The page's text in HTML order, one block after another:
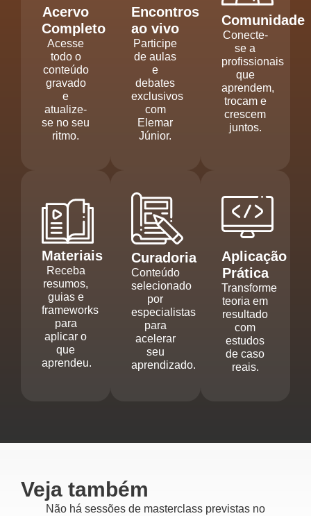
Acervo
Completo
Acesse
todo o
conteúdo
gravado
e
atualize-
se no seu
ritmo.
Encontros
ao vivo
Participe
de aulas
e
debates
exclusivos
com
Elemar
Júnior.
Comunidade
Conecte-
se a
profissionais
que
aprendem,
trocam e
crescem
juntos.
Materiais
Receba
resumos,
guias e
frameworks
para
aplicar o
que
aprendeu.
Curadoria
Conteúdo
selecionado
por
especialistas
para
acelerar
seu
aprendizado.
Aplicação
Prática
Transforme
teoria em
resultado
com
estudos
de caso
reais.
Veja também
Não há sessões de masterclass previstas no